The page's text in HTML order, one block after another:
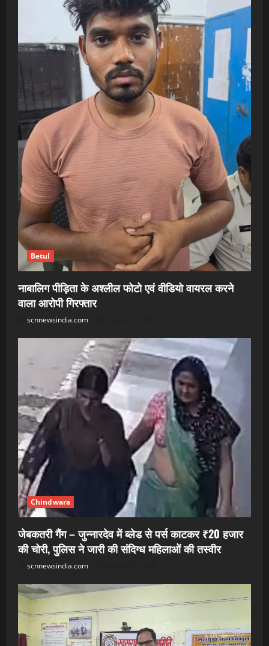
Betul
नाबालिग पीड़िता के अश्लील फोटो एवं वीडियो वायरल करने
वाला आरोपी गिरफ्तार
scnnewsindia.com
Chindwara
जेबकतरी गैंग – जुन्नारदेव में ब्लेड से पर्स काटकर ₹20 हजार
की चोरी, पुलिस ने जारी की संदिग्ध महिलाओं की तस्वीर
scnnewsindia.com